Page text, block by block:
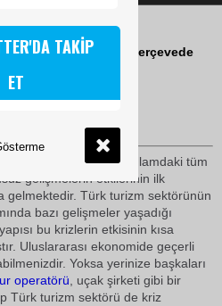
GERİLLA TİPİ
nasıl etkiler? Bu çerçevede
beklentilerini nasıl
bölgesel ve global anlamdaki tüm
gelişmelerin etkilerinin ilk
gelmektedir. Türk turizm sektörünün
bazı gelişmeler yaşadığı
bu krizlerin etkisinin kısa
Uluslararası ekonomide geçerli
Yoksa yerinize başkaları
operatörü , uçak şirketi gibi bir
Türk turizm sektörü de kriz
TAKİP
ET